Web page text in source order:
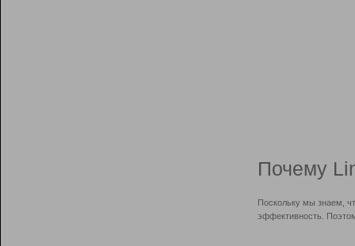
Почему
Поскольку мы знаем,
эффективность.